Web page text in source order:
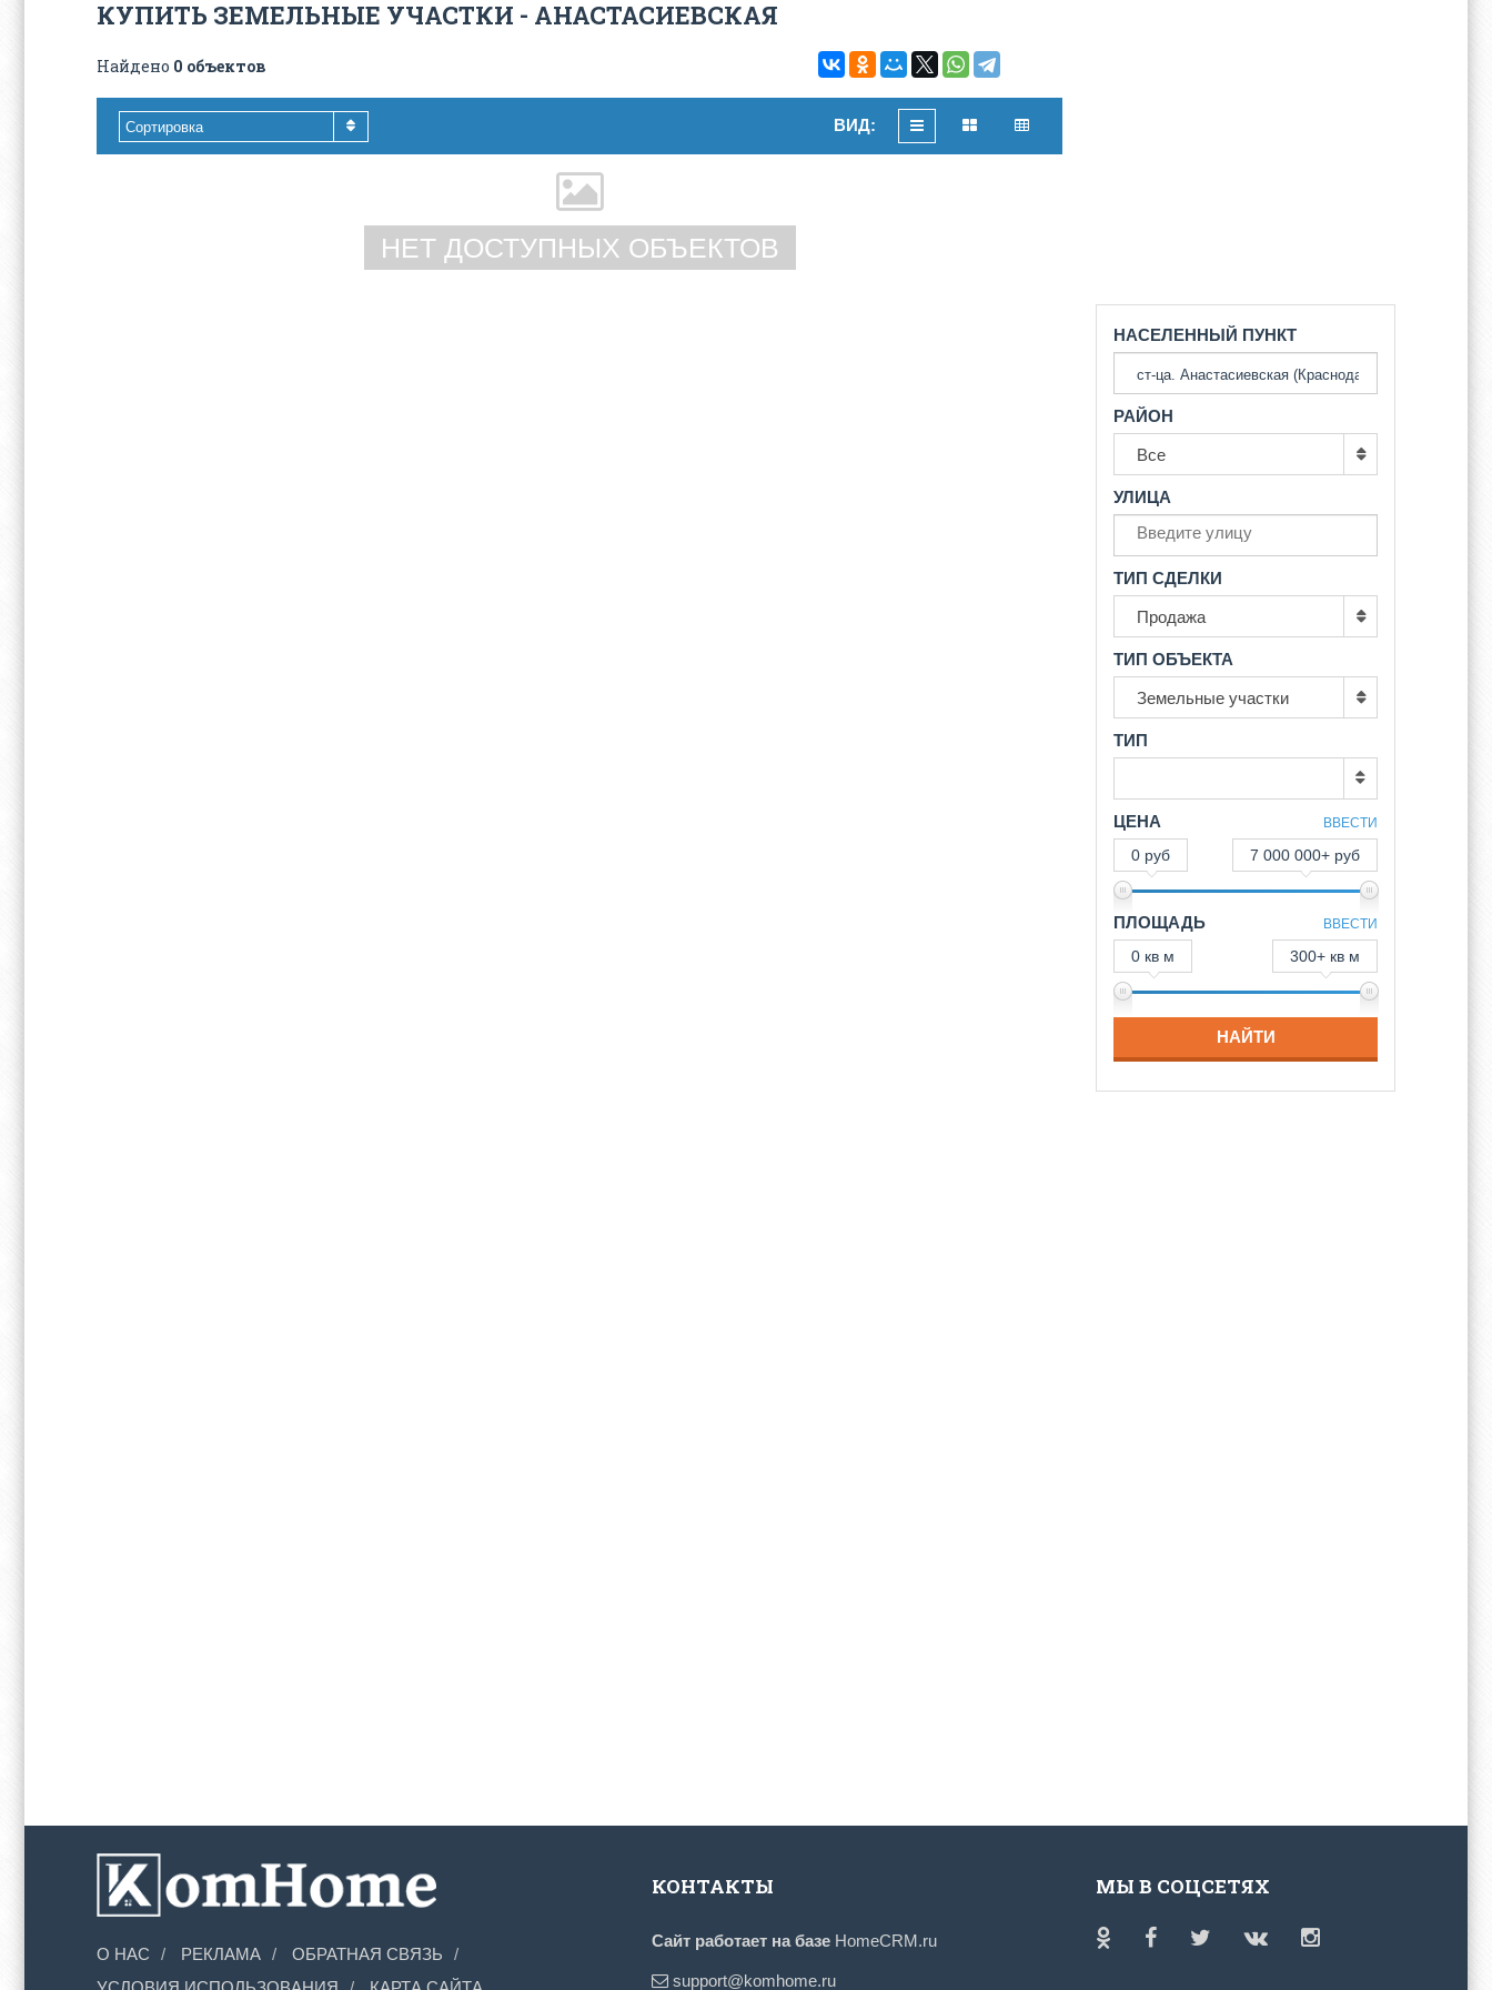
КУПИТЬ ЗЕМЕЛЬНЫЕ УЧАСТКИ - АНАСТАСИЕВСКАЯ
Найдено 0 объектов
Сортировка ВИД:
НЕТ ДОСТУПНЫХ ОБЪЕКТОВ
НАСЕЛЕННЫЙ ПУНКТ
РАЙОН
Все
УЛИЦА
ТИП СДЕЛКИ
Продажа
ТИП ОБЪЕКТА
Земельные участки
ТИП
ВВЕСТИ
ЦЕНА
0 руб 7 000 000+ руб
ВВЕСТИ
ПЛОЩАДЬ
0 кв м 300+ кв м
НАЙТИ
О НАС РЕКЛАМА
ОБРАТНАЯ СВЯЗЬ
КОНТАКТЫ
Сайт работает на базе HomeCRM.ru
support@komhome.ru
МЫ В СОЦСЕТЯХ